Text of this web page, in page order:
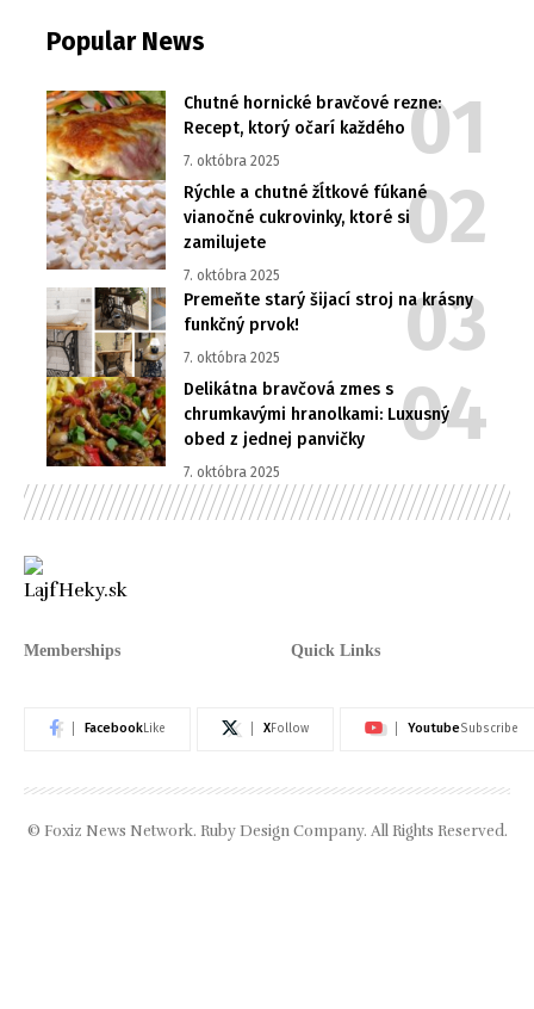
Popular News
Chutné hornické bravčové rezne:
Recept, ktorý očarí každého
7. októbra 2025
Rýchle a chutné žĺtkové fúkané
vianočné cukrovinky, ktoré si
zamilujete
7. októbra 2025
Premeňte starý šijací stroj na krásny
funkčný prvok!
7. októbra 2025
Delikátna bravčová zmes s
chrumkavými hranolkami: Luxusný
obed z jednej panvičky
7. októbra 2025
Memberships Quick Links
FacebookLike XFollow YoutubeSubscribe
© Foxiz News Network. Ruby Design Company. All Rights Reserved.